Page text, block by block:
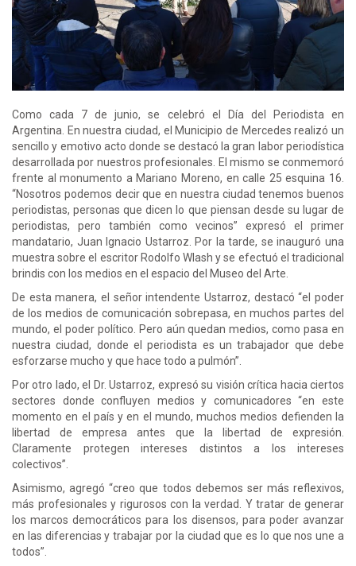
Como cada 7 de junio, se celebró el Día del Periodista en
Argentina. En nuestra ciudad, el Municipio de Mercedes realizó un
sencillo y emotivo acto donde se destacó la gran labor periodística
desarrollada por nuestros profesionales. El mismo se conmemoró
frente al monumento a Mariano Moreno, en calle 25 esquina 16.
“Nosotros podemos decir que en nuestra ciudad tenemos buenos
periodistas, personas que dicen lo que piensan desde su lugar de
periodistas, pero también como vecinos” expresó el primer
mandatario, Juan Ignacio Ustarroz. Por la tarde, se inauguró una
muestra sobre el escritor Rodolfo Wlash y se efectuó el tradicional
brindis con los medios en el espacio del Museo del Arte.
De esta manera, el señor intendente Ustarroz, destacó “el poder
de los medios de comunicación sobrepasa, en muchos partes del
mundo, el poder político. Pero aún quedan medios, como pasa en
nuestra ciudad, donde el periodista es un trabajador que debe
esforzarse mucho y que hace todo a pulmón”.
Por otro lado, el Dr. Ustarroz, expresó su visión crítica hacia ciertos
sectores donde confluyen medios y comunicadores “en este
momento en el país y en el mundo, muchos medios defienden la
libertad de empresa antes que la libertad de expresión.
Claramente protegen intereses distintos a los intereses
colectivos”.
Asimismo, agregó “creo que todos debemos ser más reflexivos,
más profesionales y rigurosos con la verdad. Y tratar de generar
los marcos democráticos para los disensos, para poder avanzar
en las diferencias y trabajar por la ciudad que es lo que nos une a
todos”.